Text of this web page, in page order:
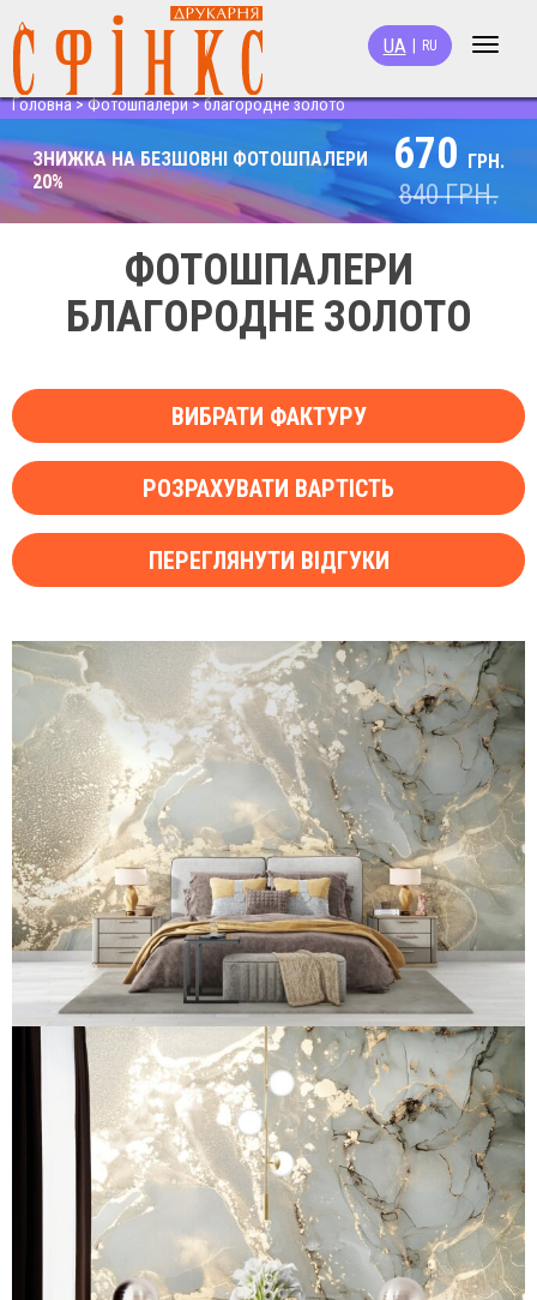
Toggle
UA RU
Головна>Фотошпалери>благородне золото
ЗНИЖКА НА БЕЗШОВНІ ФОТОШПАЛЕРИ
20%
670 ГРН.
840ГРН.
ФОТОШПАЛЕРИ
БЛАГОРОДНЕ ЗОЛОТО
ВИБРАТИ ФАКТУРУ
РОЗРАХУВАТИ ВАРТІСТЬ
ПЕРЕГЛЯНУТИ ВІДГУКИ